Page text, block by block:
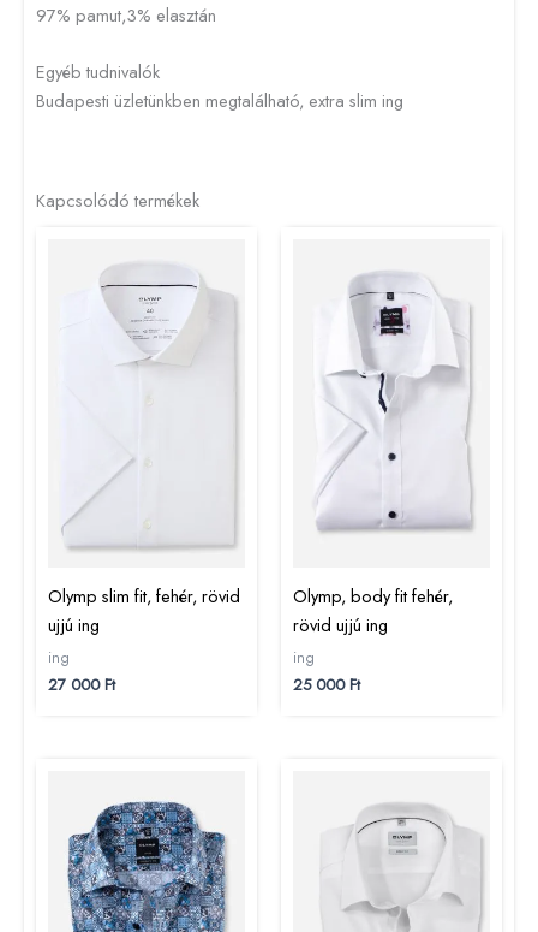
97% pamut,3% elasztán
Egyéb tudnivalók
Budapesti üzletünkben megtalálható, extra slim ing
Kapcsolódó termékek
Olymp slim fit, fehér, rövid
ujjú ing
ing
27 000Ft
Olymp, body fit fehér,
rövid ujjú ing
ing
25 000Ft